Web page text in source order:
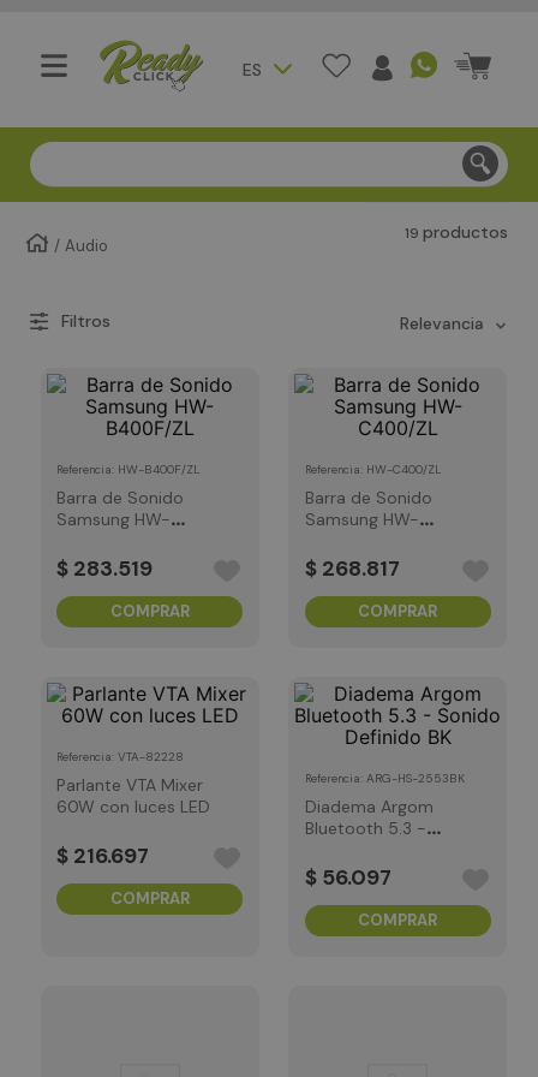
ES
Compra segura - Entregas en Bogotá en menos de 3
Audio
19productos
relevancia
Referencia HW-B400F/ZL
Barra de Sonido
Samsung HW-
$ 283.519
COMPRAR
Referencia HW-C400/ZL
Barra de Sonido
Samsung HW-
$ 268.817
COMPRAR
Referencia :VTA-82228
Parlante VTA Mixer
60W con luces LED
$ 216.697
COMPRAR
Referencia ARG-HS-2553BK
Diadema Argom
Bluetooth 5.3 -
$ 56.097
COMPRAR